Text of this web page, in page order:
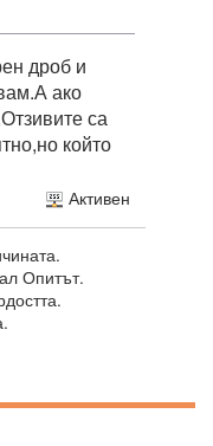
дроб и
ако
са
който
Активен
Опитът.